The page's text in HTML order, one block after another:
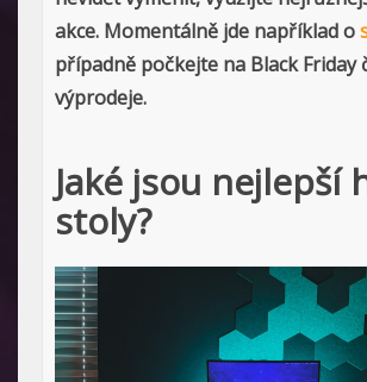
akce. Momentálně jde například o
případně počkejte na Black Friday
výprodeje.
Jaké jsou nejlepší
stoly?